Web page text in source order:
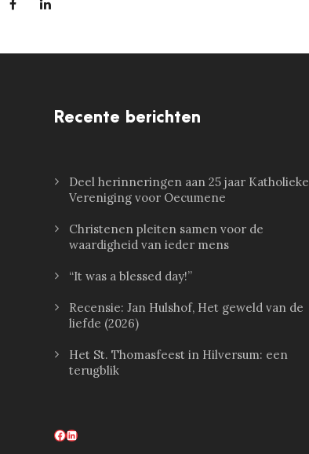
Recente berichten
Deel herinneringen aan 25 jaar Katholieke
Vereniging voor Oecumene
Christenen pleiten samen voor de
waardigheid van ieder mens
“It was a blessed day!”
Recensie: Jan Hulshof, Het geweld van de
liefde (2026)
Het St. Thomasfeest in Hilversum: een
terugblik
Facebook LinkedIn